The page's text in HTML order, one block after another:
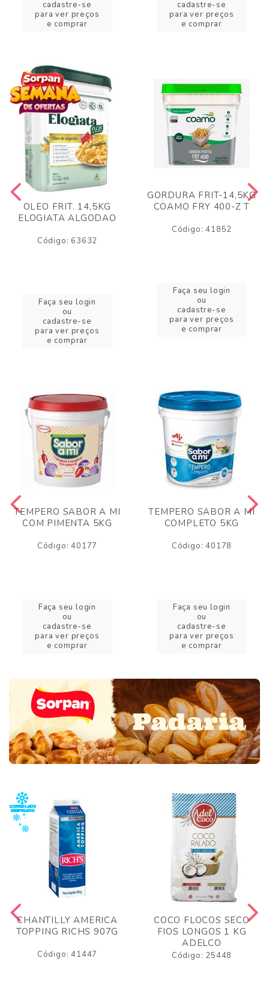
cadastre-se
para ver preços
e comprar
cadastre-se
para ver preços
e comprar
OLEO FRIT. 14,5KG
ELOGIATA ALGODAO
Código: 63632
Faça seu login
ou
cadastre-se
para ver preços
e comprar
GORDURA FRIT-14,5KG
COAMO FRY 400-Z T
Código: 41852
Faça seu login
ou
cadastre-se
para ver preços
e comprar
TEMPERO SABOR A MI
COM PIMENTA 5KG
Código: 40177
Faça seu login
ou
cadastre-se
para ver preços
e comprar
TEMPERO SABOR A MI
COMPLETO 5KG
Código: 40178
Faça seu login
ou
cadastre-se
para ver preços
e comprar
CHANTILLY AMERICA
TOPPING RICHS 907G
Código: 41447
COCO FLOCOS SECO
FIOS LONGOS 1 KG
ADELCO
Código: 25448